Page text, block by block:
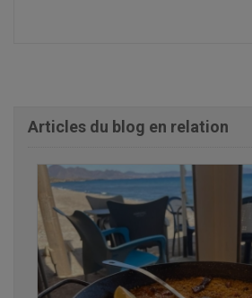
Articles du blog en relation